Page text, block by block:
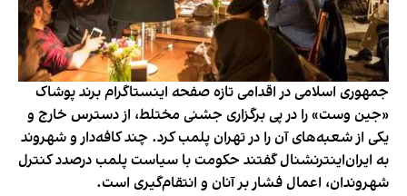
جمهوری اسلامی در اقدامی تازه صفحه اینستاگرام برند پوشاک
«جین وست» را در پی برگزاری جشنی مختلط، از دسترس خارج و
یکی از شعبه‌های آن را در تهران پلمب کرد. چند کافه‌‌دار و شهروند
به ایران‌اینترنشنال گفتند حکومت با سیاست پلمب درصدد کنترل
شهروندان، اعمال فشار بر آنان و انتقام‌گیری است.